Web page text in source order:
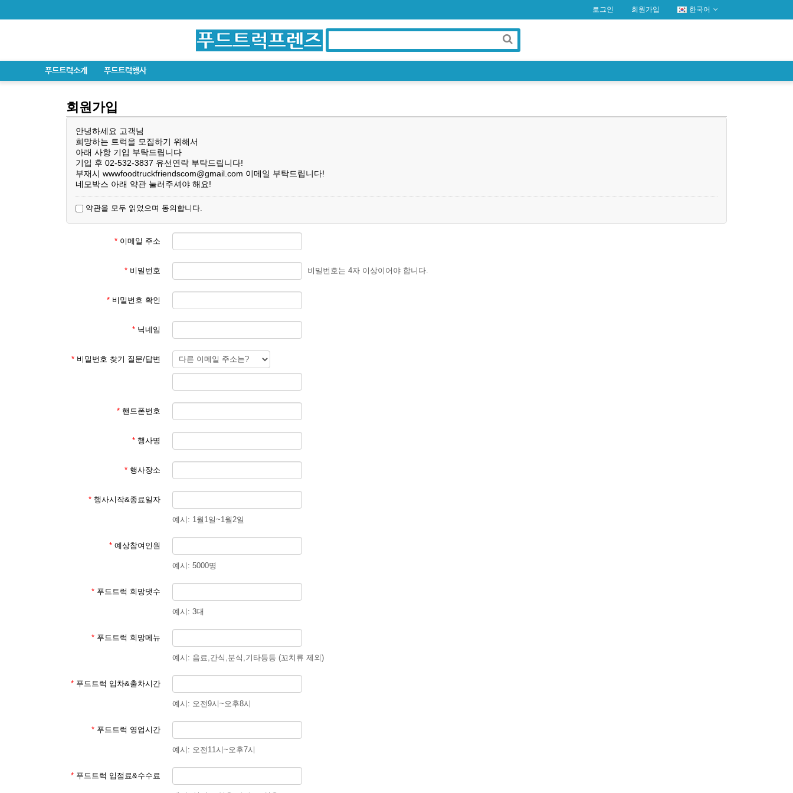
로그인 회원가입 한국어
푸드트럭소개 푸드트럭행사
회원가입
안녕하세요 고객님
희망하는 트럭을 모집하기 위해서
아래 사항 기입 부탁드립니다
기입 후 02-532-3837 유선연락 부탁드립니다!
부재시 wwwfoodtruckfriendscom@gmail.com 이메일 부탁드립니다!
네모박스 아래 약관 눌러주셔야 해요!
약관을 모두 읽었으며 동의합니다.
* 이메일 주소
* 비밀번호 비밀번호는 4자 이상이어야 합니다.
* 비밀번호 확인
* 닉네임
* 비밀번호 찾기 질문/답변
* 핸드폰번호
* 행사명
* 행사장소
* 행사시작&종료일자
예시: 1월1일~1월2일
* 예상참여인원
예시: 5000명
* 푸드트럭 희망댓수
예시: 3대
* 푸드트럭 희망메뉴
예시: 음료,간식,분식,기타등등 (꼬치류 제외)
* 푸드트럭 입차&출차시간
예시: 오전9시~오후8시
* 푸드트럭 영업시간
예시: 오전11시~오후7시
* 푸드트럭 입점료&수수료